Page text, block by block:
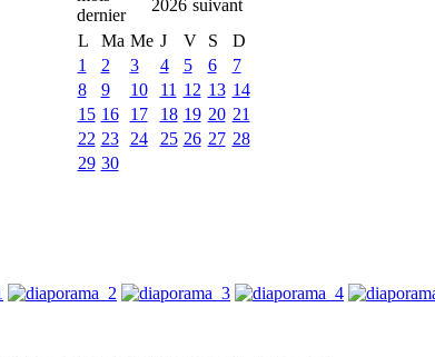
2026
L
Ma Me J V S
D
1
2 3 4 5 6
7
8
9 10 11 12 13 14
15 16 17 18 19 20 21
22 23 24 25 26 27 28
29 30